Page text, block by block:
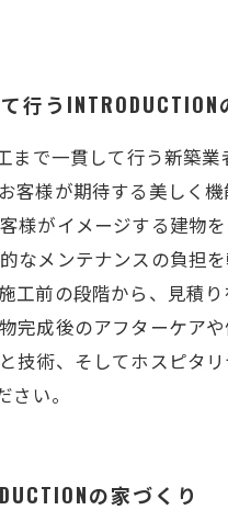
行うINTRODUCTION
工まで一貫して行う新
様が期待する美しく機
様がイメージする建物
メンテナンスの負担を
工前の段階から、見積
成後のアフターケアや
技術、そしてホスピタ
さい。
の家づくり